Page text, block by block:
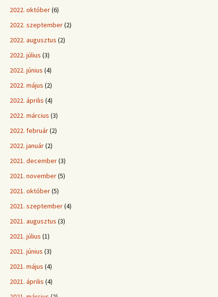
2022. október(6)
2022. szeptember(2)
2022. augusztus (2)
2022. július (3)
2022. június (4)
2022. május (2)
2022. április (4)
2022. március (3)
2022. február(2)
2022. január(2)
2021. december(3)
2021. november(5)
2021. október(5)
2021. szeptember(4)
2021. augusztus (3)
2021. július (1)
2021. június (3)
2021. május (4)
2021. április (4)